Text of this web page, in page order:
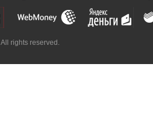
rights reserved.